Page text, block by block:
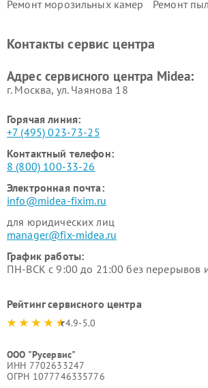
Ремонт морозильных камер
Ремонт
пылесосов Midea
Midea
Контакты сервис центра
Адрес сервисного центра Midea:
г. Москва, ул. Чаянова 18
Горячая линия:
+7 (495) 023-73-25
Контактный телефон:
8 (800) 100-33-26
Электронная почта:
info@midea-fixim.ru
для юридических лиц
manager@fix-midea.ru
График работы:
ПН-ВСК с 9:00 до 21:00 без перерывов
Рейтинг сервисного центра
4.9-5.0
ООО "Русервис"
ИНН 7702633247
ОГРН 1077746335776